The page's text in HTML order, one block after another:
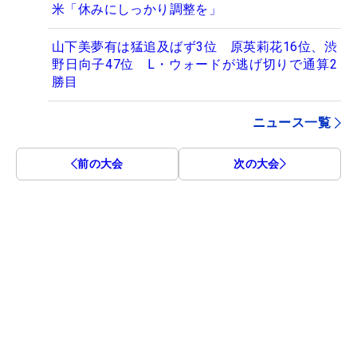
米「休みにしっかり調整を」
山下美夢有は猛追及ばず3位 原英莉花16位、渋
野日向子47位 L・ウォードが逃げ切りで通算2
勝目
ニュース一覧
前の大会 次の大会